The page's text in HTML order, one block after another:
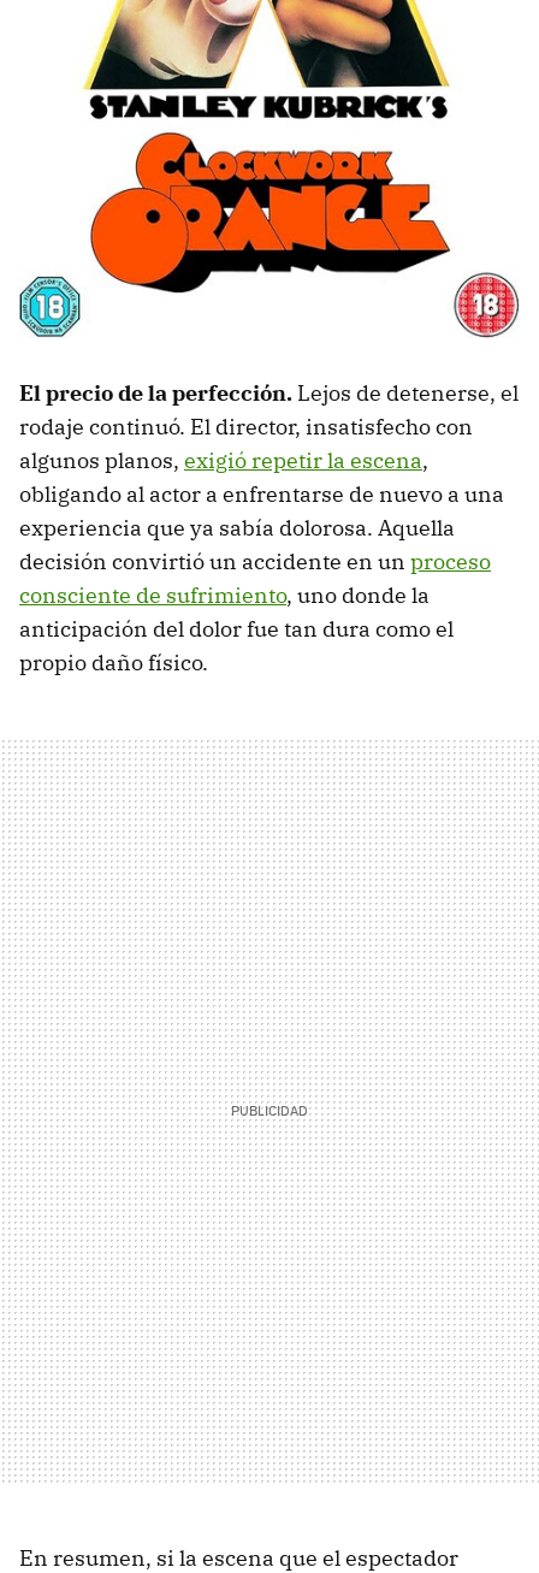
El precio de la perfección. Lejos de detenerse, el
rodaje continuó. El director, insatisfecho con
algunos planos, exigió repetir la escena,
obligando al actor a enfrentarse de nuevo a una
experiencia que ya sabía dolorosa. Aquella
decisión convirtió un accidente en un proceso
consciente de sufrimiento, uno donde la
anticipación del dolor fue tan dura como el
propio daño físico.
En resumen, si la escena que el espectador